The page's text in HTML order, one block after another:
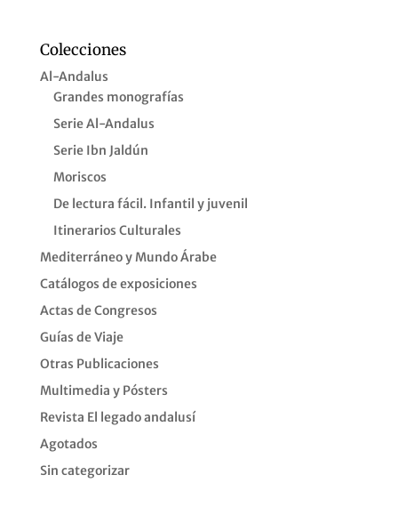
Colecciones
Al-Andalus
Grandes monografías
Serie Al-Andalus
Serie Ibn Jaldún
Moriscos
De lectura fácil. Infantil y juvenil
Itinerarios Culturales
Mediterráneo y Mundo Árabe
Catálogos de exposiciones
Actas de Congresos
Guías de Viaje
Otras Publicaciones
Multimedia y Pósters
Revista El legado andalusí
Agotados
Sin categorizar